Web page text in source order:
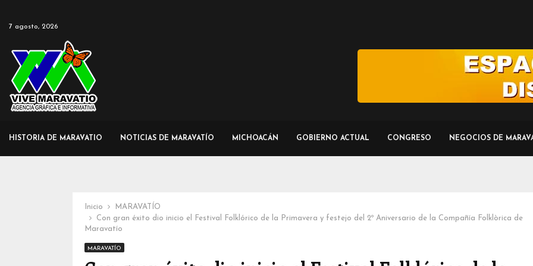
7 agosto, 2026
HISTORIA DE MARAVATIO NOTICIAS DE MARAVATÍO MICHOACÁN GOBIERNO ACTUAL CONGRESO NEGOCIOS DE
Inicio
MARAVATÍO
Con gran éxito dio inicio el Festival Folklórico de la Primavera y festejo del 2º Aniversario de la Compañía Folklòrica de
Maravatío
MARAVATÍO